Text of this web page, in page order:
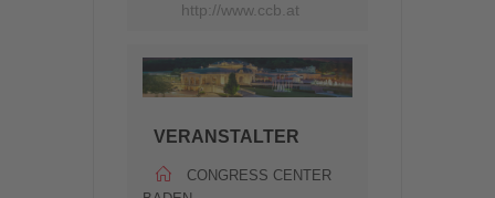
http://www.ccb.at
VERANSTALTER
CONGRESS CENTER